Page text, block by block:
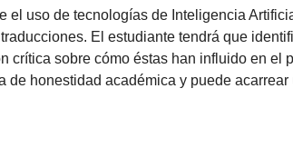
el uso de tecnologías de Inteligencia
El estudiante tendrá que
sobre cómo éstas han influido en el
honestidad académica y puede